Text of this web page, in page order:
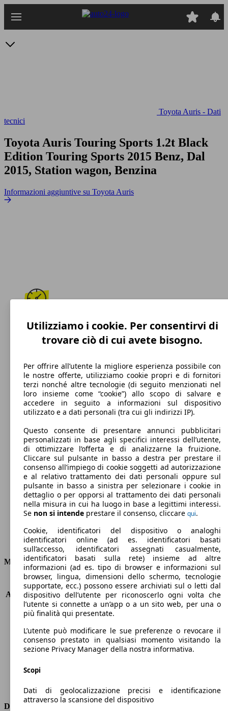
Toyota Auris - Dati
tecnici
Toyota Auris Touring Sports 1.2t Black
Edition Touring Sports 2015 Benz, Dal
2015, Station wagon, Benzina
Informazioni aggiuntive su Toyota Auris
200 km/h
Velocità massima
Benzina
Carburante
132 g/km
Emissioni di CO2 (combinato)*
Consumi
Motore e Prestazioni
KW (PS)
85 kW (116 PS)
Accelerazione (0-100 km/h)
10.1s
Velocità massima (km/h)
200 km/h
Numero di marce
6
Coppia
185 nm
Cilindrata
1197 ccm
Carburante
Benzina
Trasmissione
Dimensioni
Utilizziamo i cookie. Per consentirvi di
trovare ciò di cui avete bisogno.
Per offrire all’utente la migliore esperienza possibile con
le nostre offerte, utilizziamo cookie propri e di fornitori
terzi nonché altre tecnologie (di seguito menzionati nel
loro insieme come “cookie”) allo scopo di salvare e
accedere in seguito a informazioni sul dispositivo
utilizzato e a dati personali (tra cui gli indirizzi IP).
Questo consente di presentare annunci pubblicitari
personalizzati in base agli specifici interessi dell’utente,
di ottimizzare l’offerta e di analizzarne la fruizione.
Cliccare sul pulsante in basso a destra per prestare il
consenso all’impiego di cookie soggetti ad autorizzazione
e al relativo trattamento dei dati personali oppure sul
pulsante in basso a sinistra per selezionare i cookie in
dettaglio o per opporsi al trattamento dei dati personali
nella misura in cui ha luogo in base a legittimi interessi.
Se non si intende prestare il consenso, cliccare qui.
Cookie, identificatori del dispositivo o analoghi
identificatori online (ad es. identificatori basati
sull’accesso, identificatori assegnati casualmente,
identificatori basati sulla rete) insieme ad altre
informazioni (ad es. tipo di browser e informazioni sul
browser, lingua, dimensioni dello schermo, tecnologie
supportate, ecc.) possono essere archiviati sul o letti dal
dispositivo dell’utente per riconoscerlo ogni volta che
l’utente si connette a un’app o a un sito web, per una o
più finalità qui presentate.
L’utente può modificare le sue preferenze o revocare il
consenso prestato in qualsiasi momento visitando la
sezione Privacy Manager della nostra informativa.
Scopi
Dati di geolocalizzazione precisi e identificazione
attraverso la scansione del dispositivo